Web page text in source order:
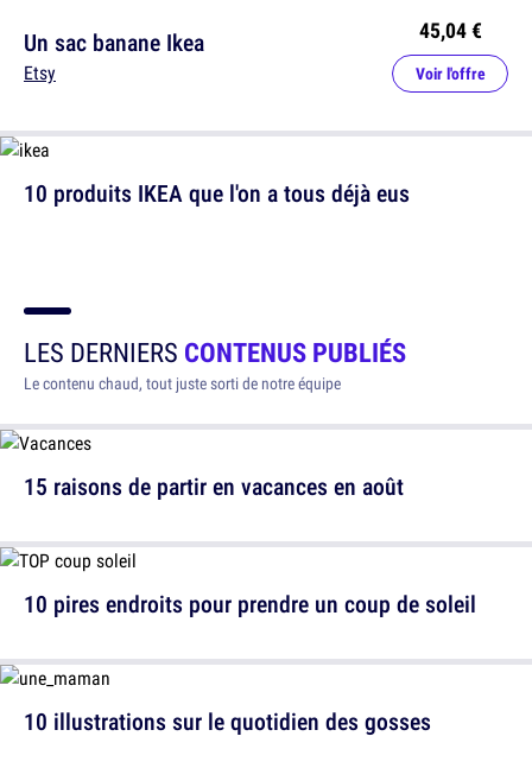
Un sac banane Ikea
Etsy
45,04 €
Voir l'offre
10 produits IKEA que l'on a tous déjà eus
LES DERNIERS CONTENUS PUBLIÉS
Le contenu chaud, tout juste sorti de notre équipe
15 raisons de partir en vacances en août
10 illustrations sur le quotidien des gosses
10 pires endroits pour prendre un coup de soleil